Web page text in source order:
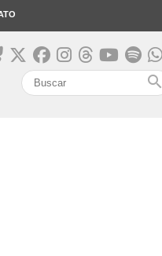
search